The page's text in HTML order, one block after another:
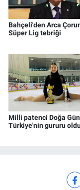
Bahçeli'den Arca
Süper Lig tebriği
Milli patenci Doğa
Türkiye'nin gururu